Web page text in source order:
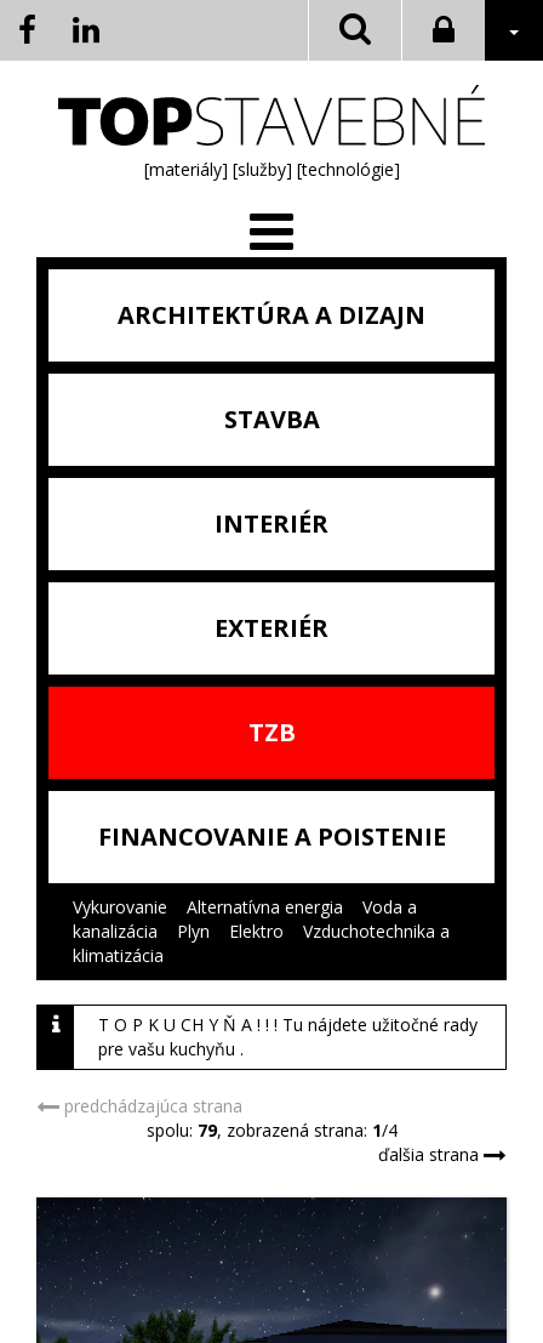
[materiály] [služby] [technológie]
ARCHITEKTÚRA A DIZAJN
STAVBA
INTERIÉR
EXTERIÉR
TZB
FINANCOVANIE A POISTENIE
Vykurovanie Alternatívna energia
Voda a
kanalizácia
Plyn Elektro
Vzduchotechnika a
klimatizácia
T O P K U CH Y Ň A ! ! ! Tu nájdete užitočné rady
pre vašu kuchyňu .
predchádzajúca strana
spolu: 79, zobrazená strana: 1/4
ďalšia strana